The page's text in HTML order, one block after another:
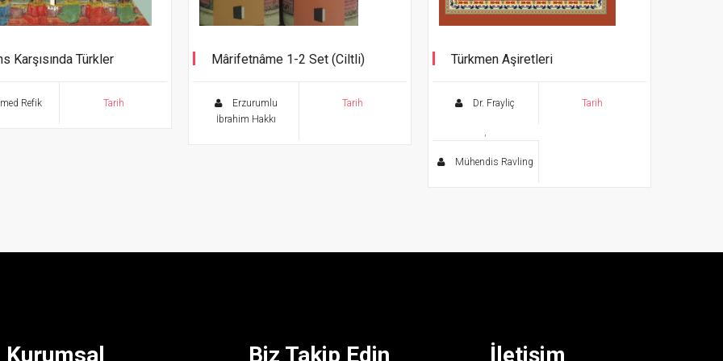
Karşısında Türkler
Refik Tarih
Mârifetnâme 1-2 Set (Ciltli)
Erzurumlu
İbrahim Hakkı
Tarih
Türkmen Aşiretleri
Dr. Frayliç
,
Mühendis Ravling
Tarih
Kurumsal Biz Takip Edin İletişim